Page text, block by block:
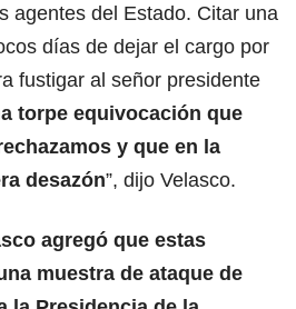
agentes del Estado. Citar una
días de dejar el cargo por
fustigar al señor presidente
torpe equivocación que
y que en la
desazón”, dijo Velasco.
agregó que estas
muestra de ataque de